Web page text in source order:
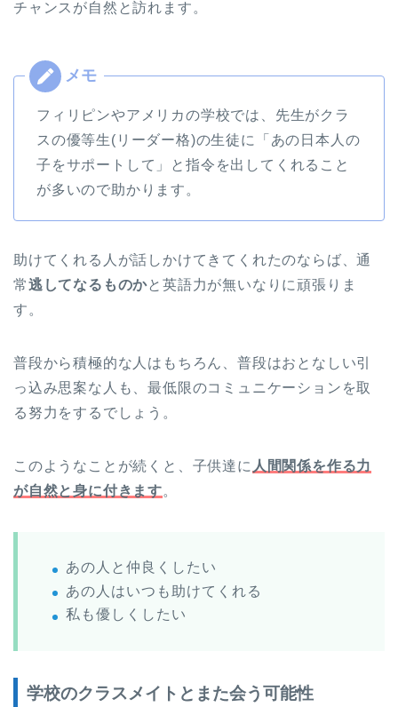
チャンスが自然と訪れます。
フィリピンやアメリカの学校では、先生がクラ
スの優等生(リーダー格)の生徒に「あの日本人の
子をサポートして」と指令を出してくれること
が多いので助かります。
助けてくれる人が話しかけてきてくれたのならば、通
常逃してなるものかと英語力が無いなりに頑張りま
す。
普段から積極的な人はもちろん、普段はおとなしい引
っ込み思案な人も、最低限のコミュニケーションを取
る努力をするでしょう。
このようなことが続くと、子供達に 人間関係を作る力
が自然と身に付きます。
あの人と仲良くしたい
あの人はいつも助けてくれる
私も優しくしたい
学校のクラスメイトとまた会う可能性